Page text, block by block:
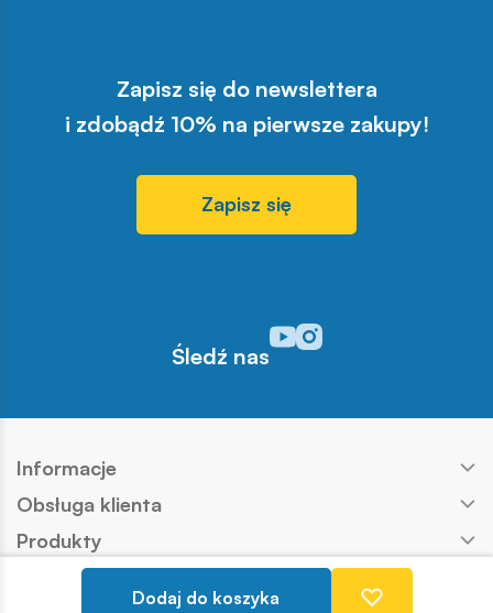
Dodaj do koszyka
Zapisz się do newslettera
i zdobądź 10% na pierwsze zakupy!
Zapisz się
Śledź nas
Odwiedź nasz profil w
Odwiedź nasz profil w
Informacje
Obsługa klienta
Produkty
Kontakt